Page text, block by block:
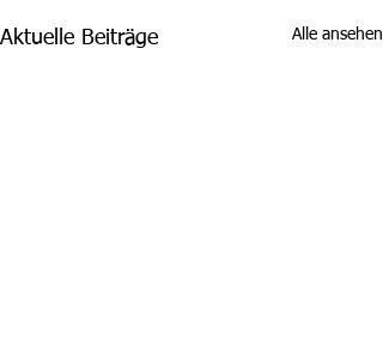
Aktuelle Beiträge Alle ansehen